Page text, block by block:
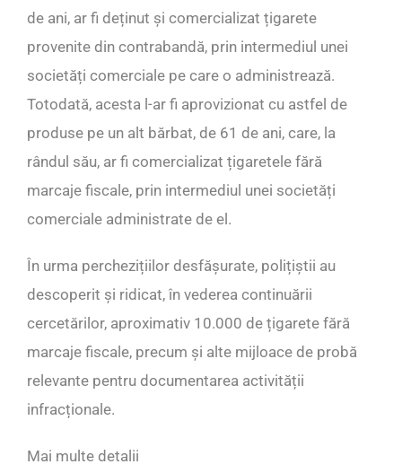
de ani, ar fi deținut și comercializat țigarete
provenite din contrabandă, prin intermediul unei
societăți comerciale pe care o administrează.
Totodată, acesta l-ar fi aprovizionat cu astfel de
produse pe un alt bărbat, de 61 de ani, care, la
rândul său, ar fi comercializat țigaretele fără
marcaje fiscale, prin intermediul unei societăți
comerciale administrate de el.
În urma perchezițiilor desfășurate, polițiștii au
descoperit și ridicat, în vederea continuării
cercetărilor, aproximativ 10.000 de țigarete fără
marcaje fiscale, precum și alte mijloace de probă
relevante pentru documentarea activității
infracționale.
Mai multe detalii